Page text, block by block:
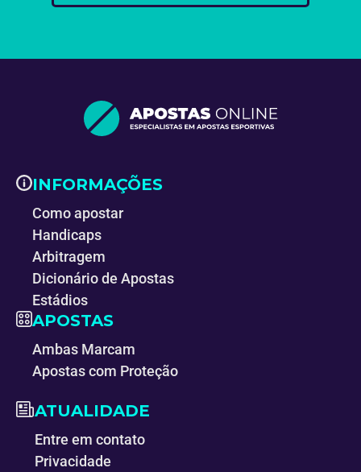
INFORMAÇÕES
Como apostar
Handicaps
Arbitragem
Dicionário de Apostas
Estádios
APOSTAS
Ambas Marcam
Apostas com Proteção
ATUALIDADE
Entre em contato
Privacidade